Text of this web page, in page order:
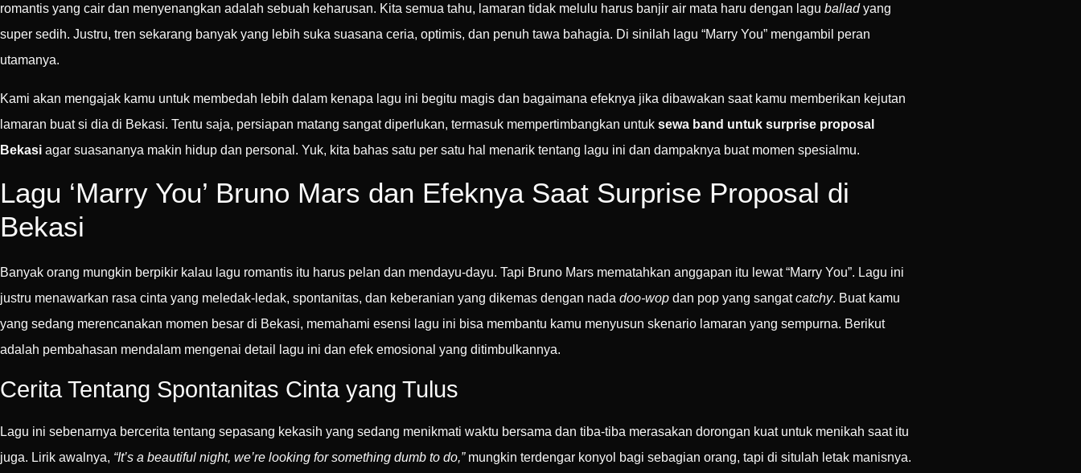
romantis yang cair dan menyenangkan adalah sebuah keharusan. Kita semua tahu, lamaran tidak melulu harus banjir air mata haru dengan lagu balladyang
super sedih. Justru, tren sekarang banyak yang lebih suka suasana ceria, optimis, dan penuh tawa bahagia. Di sinilah lagu “Marry You” mengambil peran
utamanya.
Kami akan mengajak kamu untuk membedah lebih dalam kenapa lagu ini begitu magis dan bagaimana efeknya jika dibawakan saat kamu memberikan kejutan
lamaran buat si dia di Bekasi. Tentu saja, persiapan matang sangat diperlukan, termasuk mempertimbangkan untuk sewa band untuk surprise proposal
Bekasi agar suasananya makin hidup dan personal. Yuk, kita bahas satu per satu hal menarik tentang lagu ini dan dampaknya buat momen spesialmu.
Lagu ‘Marry You’ Bruno Mars dan Efeknya Saat Surprise Proposal di
Bekasi
Banyak orang mungkin berpikir kalau lagu romantis itu harus pelan dan mendayu-dayu. Tapi Bruno Mars mematahkan anggapan itu lewat “Marry You”. Lagu ini
justru menawarkan rasa cinta yang meledak-ledak, spontanitas, dan keberanian yang dikemas dengan nada doo-wop dan pop yang sangatcatchy. Buat kamu
yang sedang merencanakan momen besar di Bekasi, memahami esensi lagu ini bisa membantu kamu menyusun skenario lamaran yang sempurna. Berikut
adalah pembahasan mendalam mengenai detail lagu ini dan efek emosional yang ditimbulkannya.
Cerita Tentang Spontanitas Cinta yang Tulus
Lagu ini sebenarnya bercerita tentang sepasang kekasih yang sedang menikmati waktu bersama dan tiba-tiba merasakan dorongan kuat untuk menikah saat itu
juga. Lirik awalnya, “It’s a beautiful night, we’re looking for something dumb to do,”mungkin terdengar konyol bagi sebagian orang, tapi di situlah letak manisnya.